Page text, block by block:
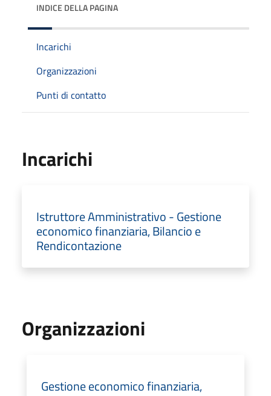
INDICE DELLA PAGINA
Incarichi
Organizzazioni
Punti di contatto
Incarichi
Istruttore Amministrativo - Gestione
economico finanziaria, Bilancio e
Rendicontazione
Organizzazioni
Gestione economico finanziaria,